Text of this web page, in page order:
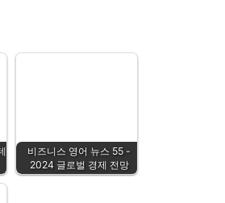
비즈니스 영어 뉴스 55 -
2024 글로벌 경제 전망